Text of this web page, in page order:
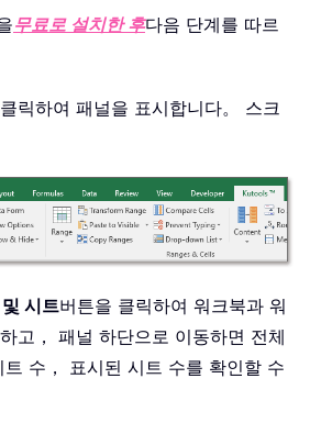
무료로 설치한 후다음 단계를 따르
릭하여 패널을 표시합니다。 스크
시트버튼을 클릭하여 워크북과 워
고， 패널 하단으로 이동하면 전체
수， 표시된 시트 수를 확인할 수